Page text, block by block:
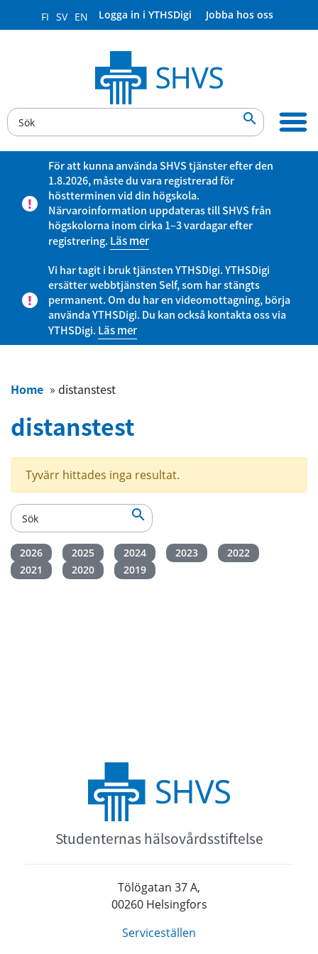
FI SV EN Logga in i YTHSDigi Jobba hos oss

För att kunna använda SHVS tjänster efter den
1.8.2026, måste du vara registrerad för
höstterminen vid din högskola.
Närvaroinformation uppdateras till SHVS från
högskolorna inom cirka 1–3 vardagar efter
registrering.Läs mer
Vi har tagit i bruk tjänsten YTHSDigi. YTHSDigi
ersätter webbtjänsten Self, som har stängts
permanent. Om du har en videomottagning, börja
använda YTHSDigi. Du kan också kontakta oss via
YTHSDigi.Läs mer
Home » distanstest
distanstest
Tyvärr hittades inga resultat.

2026 2025 2024 2023
2022
2021
2020 2019
Studenternas hälsovårdsstiftelse
Tölögatan 37 A,
00260 Helsingfors
Serviceställen